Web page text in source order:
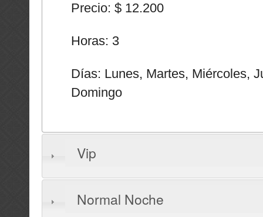
Precio: $ 12.200
Horas: 3
Días: Lunes, Martes, Miércoles,
Domingo
Vip
Normal Noche